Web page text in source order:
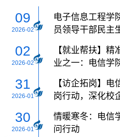
09
2026-02
电子信息工程学
员领导干部民主
02
2026-02
【就业帮扶】
业之一：电信学
31
2026-01
【访企拓岗】
岗行动，深化校
30
2026-01
情暖寒冬：电信
问行动